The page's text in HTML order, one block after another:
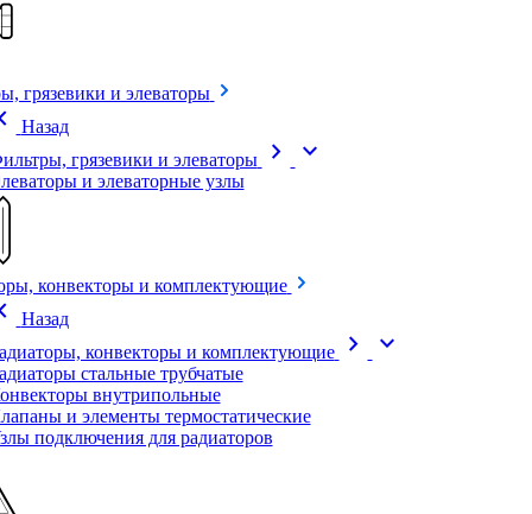
грязевики и элеваторы
Назад
грязевики и элеваторы
chevron_right expand_more
и элеваторные узлы
конвекторы и комплектующие
Назад
конвекторы и комплектующие
chevron_right expand_more
стальные трубчатые
внутрипольные
и элементы термостатические
подключения для радиаторов